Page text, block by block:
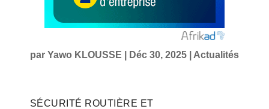
par Yawo KLOUSSE Déc 30, 2025| Actualités
SÉCURITÉ ROUTIÈRE ET